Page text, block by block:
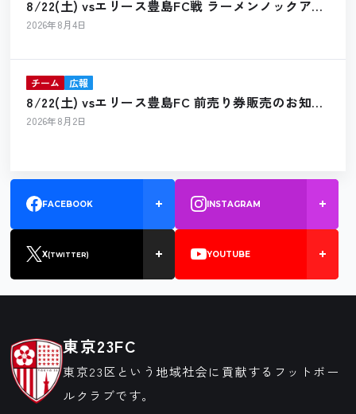
8/22(土) vsエリース豊島FC戦 ラーメンノックアウ
ト出店のお知らせ
2026年8月4日
チーム 広報
8/22(土) vsエリース豊島FC 前売り券販売のお知ら
せ
2026年8月2日
FACEBOOK INSTAGRAM
X(TWITTER) YOUTUBE
東京23FC
東京23区という地域社会に貢献するフットボー
ルクラブです。